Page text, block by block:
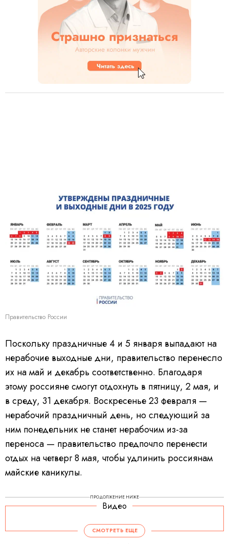
Правительство России
Поскольку праздничные 4 и 5 января выпадают на
нерабочие выходные дни, правительство перенесло
их на май и декабрь соответственно. Благодаря
этому россияне смогут отдохнуть в пятницу, 2 мая, и
в среду, 31 декабря. Воскресенье 23 февраля —
нерабочий праздничный день, но следующий за
ним понедельник не станет нерабочим из-за
переноса — правительство предпочло перенести
отдых на четверг 8 мая, чтобы удлинить россиянам
майские каникулы.
ПРОДОЛЖЕНИЕ НИЖЕ
Видео
СМОТРЕТЬ ЕЩЕ